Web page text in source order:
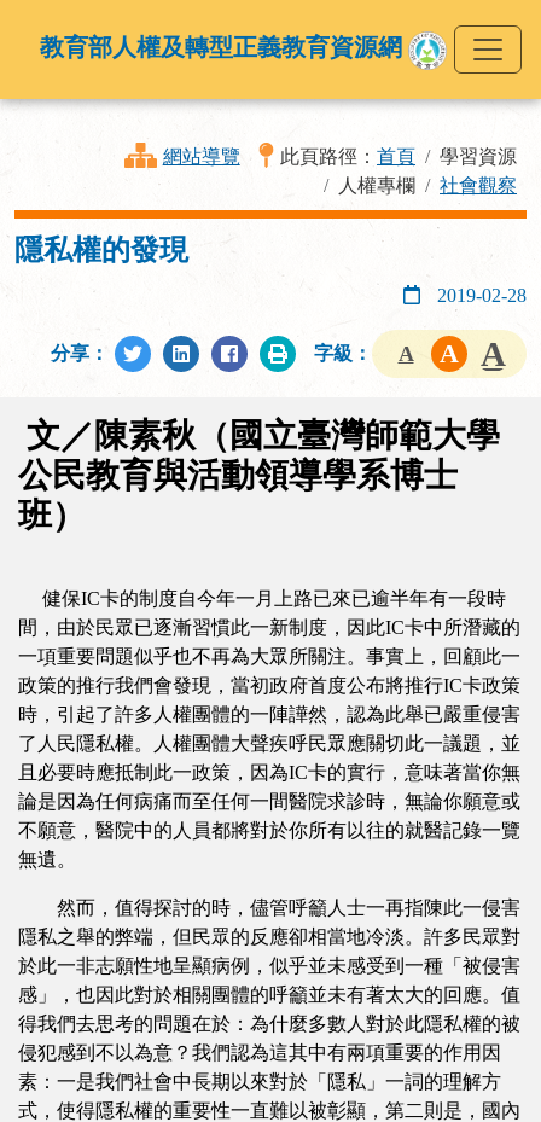
教育部人權及轉型正義教育資源網
網站導覽 此頁路徑： 首頁
學習資源
人權專欄
社會觀察
隱私權的發現
2019-02-28
分享： 字級：
文／陳素秋（國立臺灣師範大學
公民教育與活動領導學系博士
班）
健保IC卡的制度自今年一月上路已來已逾半年有一段時
間，由於民眾已逐漸習慣此一新制度，因此IC卡中所潛藏的
一項重要問題似乎也不再為大眾所關注。事實上，回顧此一
政策的推行我們會發現，當初政府首度公布將推行IC卡政策
時，引起了許多人權團體的一陣譁然，認為此舉已嚴重侵害
了人民隱私權。人權團體大聲疾呼民眾應關切此一議題，並
且必要時應抵制此一政策，因為IC卡的實行，意味著當你無
論是因為任何病痛而至任何一間醫院求診時，無論你願意或
不願意，醫院中的人員都將對於你所有以往的就醫記錄一覽
無遺。
然而，值得探討的時，儘管呼籲人士一再指陳此一侵害
隱私之舉的弊端，但民眾的反應卻相當地冷淡。許多民眾對
於此一非志願性地呈顯病例，似乎並未感受到一種「被侵害
感」，也因此對於相關團體的呼籲並未有著太大的回應。值
得我們去思考的問題在於：為什麼多數人對於此隱私權的被
侵犯感到不以為意？我們認為這其中有兩項重要的作用因
素：一是我們社會中長期以來對於「隱私」一詞的理解方
式，使得隱私權的重要性一直難以被彰顯，第二則是，國內